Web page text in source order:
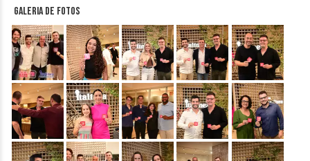
Galeria de fotos
&nbsp; &nbsp; &nbsp; &nbsp; &nbsp;
&nbsp; &nbsp; &nbsp; &nbsp; &nbsp;
&nbsp; &nbsp; &nbsp; &nbsp; &nbsp;